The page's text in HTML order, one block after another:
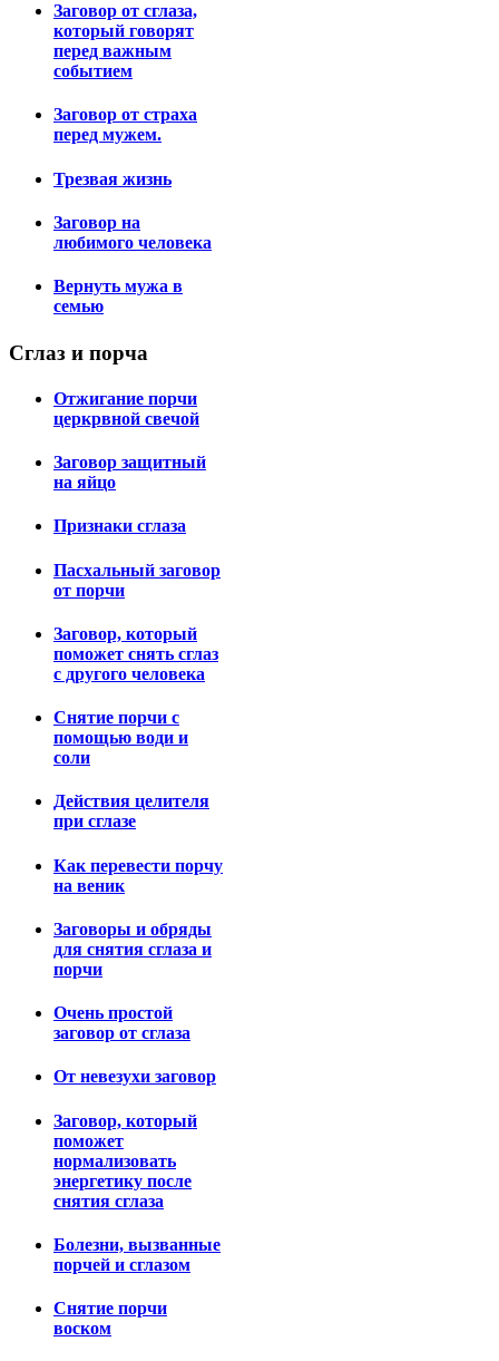
Заговор от сглаза,
который говорят
перед важным
событием
Заговор от страха
перед мужем.
Трезвая жизнь
Заговор на
любимого человека
Вернуть мужа в
семью
Сглаз и порча
Отжигание порчи
церкрвной свечой
Заговор защитный
на яйцо
Признаки сглаза
Пасхальный заговор
от порчи
Заговор, который
поможет снять сглаз
с другого человека
Снятие порчи с
помощью води и
соли
Действия целителя
при сглазе
Как перевести порчу
на веник
Заговоры и обряды
для снятия сглаза и
порчи
Очень простой
заговор от сглаза
От невезухи заговор
Заговор, который
поможет
нормализовать
энергетику после
снятия сглаза
Болезни, вызванные
порчей и сглазом
Снятие порчи
воском